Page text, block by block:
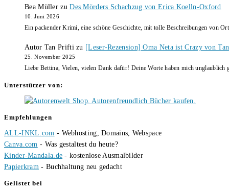
Bea Müller zuDes Mörders Schachzug von Erica Koelln-Oxford
10. Juni 2026
Ein packender Krimi, eine schöne Geschichte, mit tolle Beschreibungen von
Autor Tan Prifti zu [Leser-Rezension] Oma Neta ist Crazy von
25. November 2025
Liebe Bettina, Vielen, vielen Dank dafür! Deine Worte haben mich unglaublich
Unterstützer von:
Empfehlungen
ALL-INKL.com - Webhosting, Domains, Webspace
Canva.com - Was gestaltest du heute?
Kinder-Mandala.de - kostenlose Ausmalbilder
Papierkram - Buchhaltung neu gedacht
Gelistet bei